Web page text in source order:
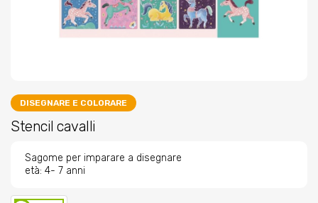
DISEGNARE E COLORARE
Stencil cavalli
Sagome per imparare a disegnare
età: 4- 7 anni